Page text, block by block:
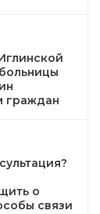
граждан
о
связи